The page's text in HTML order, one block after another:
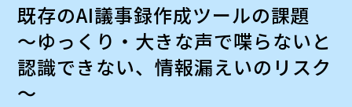
既存のAI議事録作成ツールの課題
～ゆっくり・大きな声で喋らないと
認識できない、情報漏えいのリスク
～